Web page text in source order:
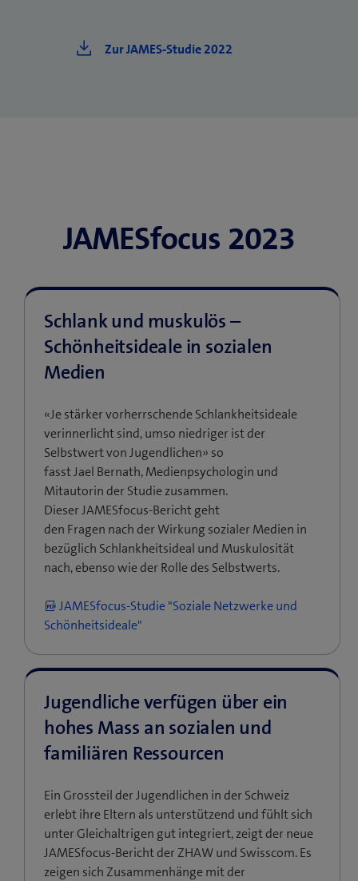
Zur JAMES-Studie 2022
JAMESfocus 2023
Schlank und muskulös –
Schönheitsideale in sozialen
Medien
«Je stärker vorherrschende Schlankheitsideale
verinnerlicht sind, umso niedriger ist der
Selbstwert von Jugendlichen» so
fasst Jael Bernath, Medienpsychologin und
Mitautorin der Studie zusammen.
Dieser JAMESfocus-Bericht geht
den Fragen nach der Wirkung sozialer Medien in
bezüglich Schlankheitsideal und Muskulosität
nach, ebenso wie der Rolle des Selbstwerts.
JAMESfocus-Studie "Soziale Netzwerke und
Schönheitsideale"
Jugendliche verfügen über ein
hohes Mass an sozialen und
familiären Ressourcen
Ein Grossteil der Jugendlichen in der Schweiz
erlebt ihre Eltern als unterstützend und fühlt sich
unter Gleichaltrigen gut integriert, zeigt der neue
JAMESfocus-Bericht der ZHAW und Swisscom. Es
zeigen sich Zusammenhänge mit der